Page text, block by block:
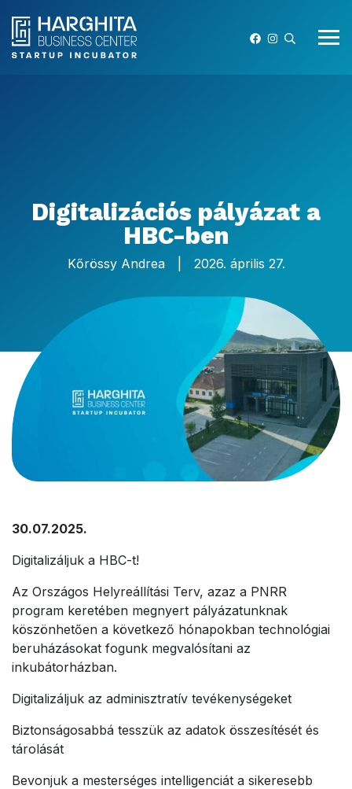
Digitalizációs pályázat a
HBC-ben
Kőrössy Andrea 2026. április 27.
30.07.2025.
Digitalizáljuk a HBC-t!
Az Országos Helyreállítási Terv, azaz a PNRR
program keretében megnyert pályázatunknak
köszönhetően a következő hónapokban technológiai
beruházásokat fogunk megvalósítani az
inkubátorházban.
Digitalizáljuk az adminisztratív tevékenységeket
Biztonságosabbá tesszük az adatok összesítését és
tárolását
Bevonjuk a mesterséges intelligenciát a sikeresebb